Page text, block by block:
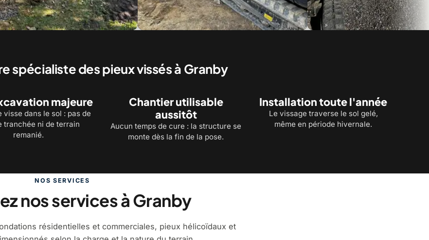
spécialiste des pieux vissés à Granby
majeure
visse dans le sol : pas de
tranchée ni de terrain
remanié.
Chantier utilisable
aussitôt
Aucun temps de cure : la structure se
monte dès la fin de la pose.
Installation toute l'année
Le vissage traverse le sol gelé,
même en période hivernale.
NOS SERVICES
nos services à Granby
résidentielles et commerciales, pieux hélicoïdaux et